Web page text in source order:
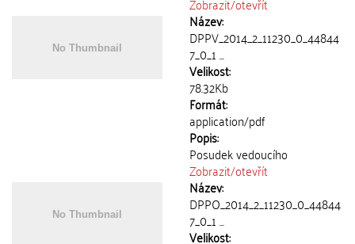
Název:
DPPV_2014_2_11230_0_44844
7_0_1 ...
Velikost:
78.32Kb
Formát:
application/pdf
Popis:
Posudek vedoucího
Zobrazit/otevřít
Název:
DPPO_2014_2_11230_0_44844
7_0_1 ...
Velikost: